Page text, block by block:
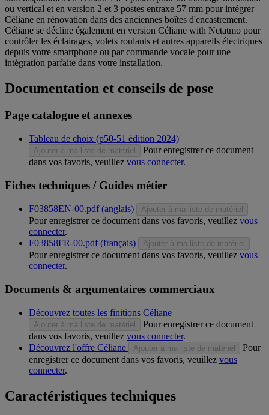
ou vertical et en version 2 et 3 postes entraxe 57 mm pour intégrer
Céliane en rénovation dans des anciennes boîtes d'encastrement.
Céliane se décline également en version Céliane with Netatmo pour
contrôler les éclairages, volets roulants et autres appareils électriques
depuis votre smartphone ou par commande vocale pour une
intégration parfaite dans votre installation.
Documentation et conseils de pose
Page catalogue et annexes
Tableau de choix (p50-51 édition 2024)
Ajouter à ma liste de matériel
Pour enregistrer ce document
dans vos favoris, veuillez vous connecter.
Fiches techniques / Guides métier
F03858EN-00.pdf (anglais) Ajouter à ma liste de matériel
Pour enregistrer ce document dans vos favoris, veuillez vous
connecter.
F03858FR-00.pdf (français)
Ajouter à ma liste de matériel
Pour enregistrer ce document dans vos favoris, veuillez vous
connecter.
Documents & argumentaires commerciaux
Découvrez toutes les finitions Céliane
Ajouter à ma liste de matériel
Pour enregistrer ce document
dans vos favoris, veuillez vous connecter.
Découvrez l'offre Céliane
Ajouter à ma liste de matériel
Pour
enregistrer ce document dans vos favoris, veuillez vous
connecter.
Caractéristiques techniques